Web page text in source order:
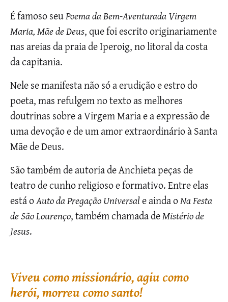
É famoso seuPoema da Bem-Aventurada Virgem
Maria, Mãe de Deus, que foi escrito originariamente
nas areias da praia de Iperoig, no litoral da costa
da capitania.
Nele se manifesta não só a erudição e estro do
poeta, mas refulgem no texto as melhores
doutrinas sobre a Virgem Maria e a expressão de
uma devoção e de um amor extraordinário à Santa
Mãe de Deus.
São também de autoria de Anchieta peças de
teatro de cunho religioso e formativo. Entre elas
está oAuto da Pregação Universale ainda oNa Festa
de São Lourenço, também chamada deMistério de
Jesus.
Viveu como missionário, agiu como
herói, morreu como santo!